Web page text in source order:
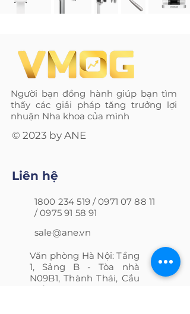
Người bạn đồng hành giúp bạn tìm
thấy các giải pháp tăng trưởng lợi
nhuận Nha khoa của mình
© 2023 by ANE
Liên hệ
1800 234 519/0971 07 88 11
/0975 91 58 91
sale@ane.vn
Văn phòng Hà Nội: Tầng
1, Sảng B - Tòa nhà
N09B1, Thành Thái, Cầu
Giấy, Hà Nội